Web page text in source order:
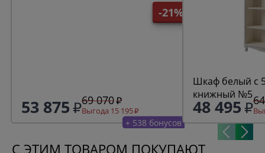
-21%
53 875 69 070
Выгода 15 195
+ 538 бонусов
Шкаф белый с
книжный №5
48 495
С ЭТИМ ТОВАРОМ ПОКУПАЮТ